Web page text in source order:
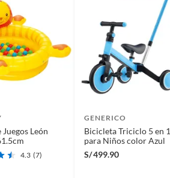
León
4.3 (7)
GENERICO
Bicicleta Triciclo 5 en 1
para Niños color Azul
S/499.90